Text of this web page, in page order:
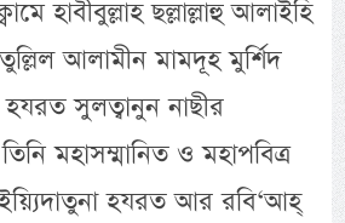
হাবীবুল্লাহ ছল্লাল্লাহু আলাইহি
আলামীন মামদূহ মুর্শিদ
হযরত সুলত্বানুন নাছীর
মহাসম্মানিত ও মহাপবিত্র
হযরত আর রবি‘আহ্